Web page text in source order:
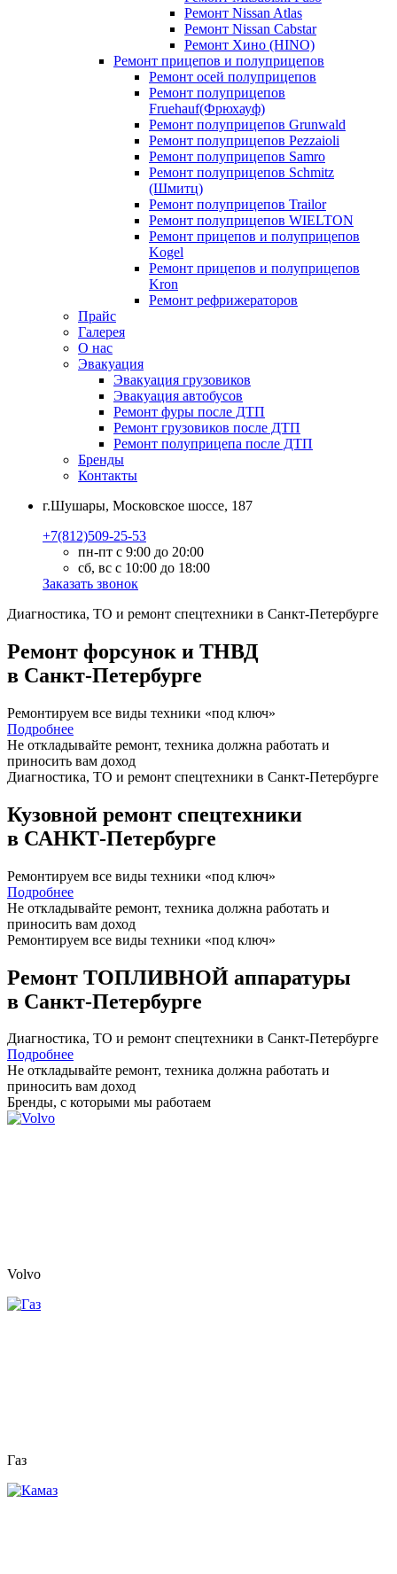
Ремонт Nissan Atlas
Ремонт Nissan Cabstar
Ремонт Хино (HINO)
Ремонт прицепов и полуприцепов
Ремонт осей полуприцепов
Ремонт полуприцепов
Fruehauf(Фрюхауф)
Ремонт полуприцепов Grunwald
Ремонт полуприцепов Pezzaioli
Ремонт полуприцепов Samro
Ремонт полуприцепов Schmitz
(Шмитц)
Ремонт полуприцепов Trailor
Ремонт полуприцепов WIELTON
Ремонт прицепов и полуприцепов
Kogel
Ремонт прицепов и полуприцепов
Kron
Ремонт рефрижераторов
Прайс
Галерея
О нас
Эвакуация
Эвакуация грузовиков
Эвакуация автобусов
Ремонт фуры после ДТП
Ремонт грузовиков после ДТП
Ремонт полуприцепа после ДТП
Бренды
Контакты
г.Шушары, Московское шоссе, 187
+7(812)509-25-53
пн-пт с 9:00 до 20:00
сб, вс с 10:00 до 18:00
Заказать звонок
Диагностика, ТО и ремонт спецтехники в Санкт-Петербурге
Ремонт форсунок и ТНВД
в Санкт-Петербурге
Ремонтируем все виды техники «под ключ»
Подробнее
Не откладывайте ремонт, техника должна работать и
приносить вам доход
Диагностика, ТО и ремонт спецтехники в Санкт-Петербурге
Кузовной ремонт спецтехники
в САНКТ-Петербурге
Ремонтируем все виды техники «под ключ»
Подробнее
Не откладывайте ремонт, техника должна работать и
приносить вам доход
Ремонтируем все виды техники «под ключ»
Ремонт ТОПЛИВНОЙ аппаратуры
в Санкт-Петербурге
Диагностика, ТО и ремонт спецтехники в Санкт-Петербурге
Подробнее
Не откладывайте ремонт, техника должна работать и
приносить вам доход
Бренды, с которыми мы работаем
Volvo
Газ